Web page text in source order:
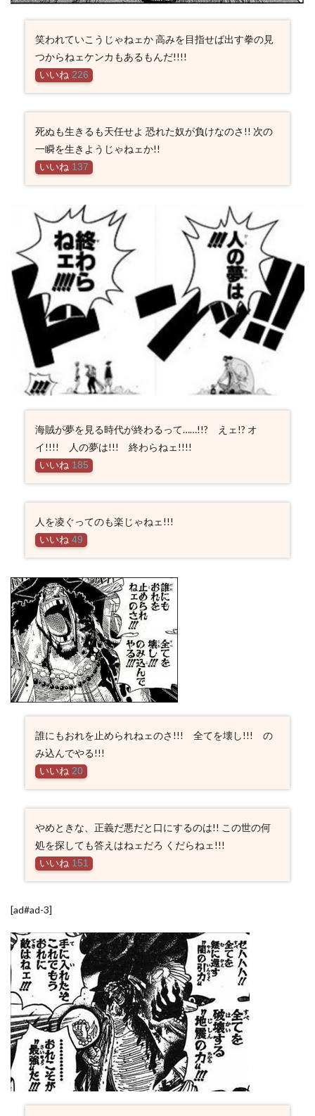
笑われていこうじゃねェか 高みを目指せば出す拳の見
つからねェケンカもあるもんだ!!!!
いいね 226
死ぬも生きるも天任せよ 恐れた奴が負けなのさ!! 次の
一瞬を生きようじゃねェか!!
いいね 137
海賊が夢を見る時代が終わるって……!!? えェ!? オ
イ!!!! 人の夢は!!! 終わらねェ!!!!
いいね 185
人を凌ぐってのも楽じゃねェ!!!
いいね 49
誰にもおれを止められねェのさ!!! 全てを壊し!!! の
み込んでやる!!!
いいね 20
やめときな、正義だ悪だと口にするのは!! この世の何
処を探しても答えはねェだろ くだらねェ!!!
いいね 151
[ad#ad-3]